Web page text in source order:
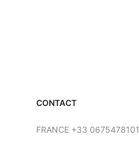
CONTACT
FRANCE +33 0675478101